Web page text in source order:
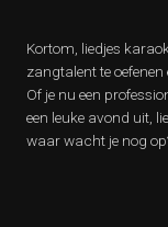
Kortom, liedjes
zangtalent te
Of je nu een
een leuke avond uit,
waar wacht je nog